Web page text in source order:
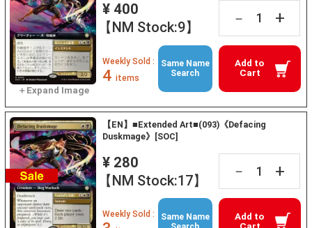
¥ 400
【NM Stock:9】
－ +
Add to
Cart
Weekly Sold :
4 items
Same Name
Search
【EN】■Extended Art■(093)《Defacing
Duskmage》[SOC]
¥ 280
【NM Stock:17】
－ +
Add to
Weekly Sold :
Same Name